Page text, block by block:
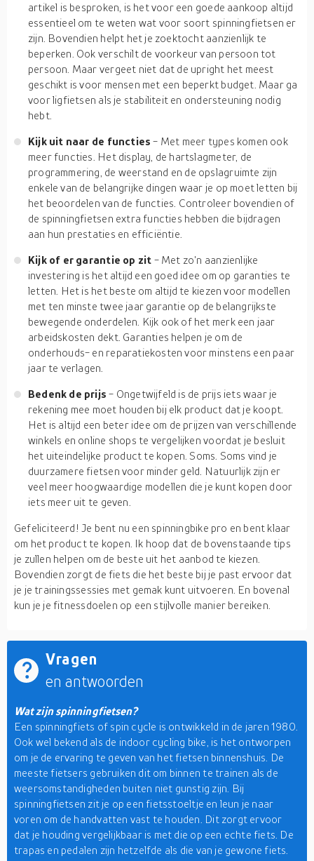
artikel is besproken, is het voor een goede aankoop altijd
essentieel om te weten wat voor soort spinningfietsen er
zijn. Bovendien helpt het je zoektocht aanzienlijk te
beperken. Ook verschilt de voorkeur van persoon tot
persoon. Maar vergeet niet dat de upright het meest
geschikt is voor mensen met een beperkt budget. Maar ga
voor ligfietsen als je stabiliteit en ondersteuning nodig
hebt.
Kijk uit naar de functies- Met meer types komen ook
meer functies. Het display, de hartslagmeter, de
programmering, de weerstand en de opslagruimte zijn
enkele van de belangrijke dingen waar je op moet letten bij
het beoordelen van de functies. Controleer bovendien of
de spinningfietsen extra functies hebben die bijdragen
aan hun prestaties en efficiëntie.
Kijk of er garantie op zit - Met zo'n aanzienlijke
investering is het altijd een goed idee om op garanties te
letten. Het is het beste om altijd te kiezen voor modellen
met ten minste twee jaar garantie op de belangrijkste
bewegende onderdelen. Kijk ook of het merk een jaar
arbeidskosten dekt. Garanties helpen je om de
onderhouds- en reparatiekosten voor minstens een paar
jaar te verlagen.
Bedenk de prijs- Ongetwijfeld is de prijs iets waar je
rekening mee moet houden bij elk product dat je koopt.
Het is altijd een beter idee om de prijzen van verschillende
winkels en online shops te vergelijken voordat je besluit
het uiteindelijke product te kopen. Soms. Soms vind je
duurzamere fietsen voor minder geld. Natuurlijk zijn er
veel meer hoogwaardige modellen die je kunt kopen door
iets meer uit te geven.
Gefeliciteerd! Je bent nu een spinningbike pro en bent klaar
om het product te kopen. Ik hoop dat de bovenstaande tips
je zullen helpen om de beste uit het aanbod te kiezen.
Bovendien zorgt de fiets die het beste bij je past ervoor dat
je je trainingssessies met gemak kunt uitvoeren. En bovenal
kun je je fitnessdoelen op een stijlvolle manier bereiken.
Vragen
en antwoorden
Wat zijn spinningfietsen?
Een spinningfiets of spin cycle is ontwikkeld in de jaren 1980.
Ook wel bekend als de indoor cycling bike, is het ontworpen
om je de ervaring te geven van het fietsen binnenshuis. De
meeste fietsers gebruiken dit om binnen te trainen als de
weersomstandigheden buiten niet gunstig zijn. Bij
spinningfietsen zit je op een fietsstoeltje en leun je naar
voren om de handvatten vast te houden. Dit zorgt ervoor
dat je houding vergelijkbaar is met die op een echte fiets. De
trapas en pedalen zijn hetzelfde als die van je gewone fiets.